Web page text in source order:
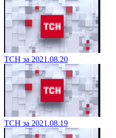
ТСН за 2021.08.20
ТСН за 2021.08.19